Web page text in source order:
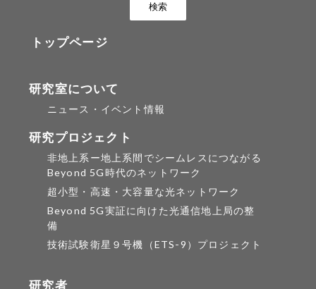
トップページ
研究室について
ニュース・イベント情報
研究プロジェクト
非地上系ー地上系間でシームレスにつながる
Beyond 5G時代のネットワーク
超小型・高速・大容量な光ネットワーク
Beyond 5G実証に向けた光通信地上局の整
備
技術試験衛星９号機（ETS-9）プロジェクト
研究者